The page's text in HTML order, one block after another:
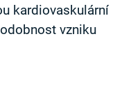
kardiovaskulární
vzniku